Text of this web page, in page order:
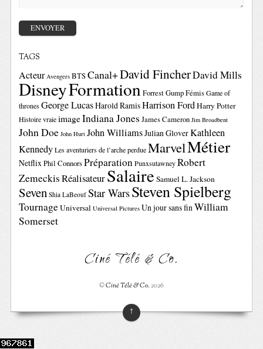
TAGS
Acteur Avengers BTSCanal+David FincherDavid Mills
DisneyFormationForrest GumpFémis Game of
thrones George LucasHarold RamisHarrison FordHarry Potter
Histoire vraie imageIndiana Jones James Cameron Jim Broadbent
John Doe John Hurt John WilliamsJulian GloverKathleen
Kennedy Les aventuriers de l’arche perdue MarvelMétier
NetflixPhil ConnorsPréparation Punxsutawney Robert
ZemeckisRéalisateurSalaire Samuel L. Jackson
Seven Shia LaBeouf Star WarsSteven Spielberg
TournageUniversal Universal Pictures Un jour sans finWilliam
Somerset
Ciné Télé & Co.
©Ciné Télé & Co.2026
↑